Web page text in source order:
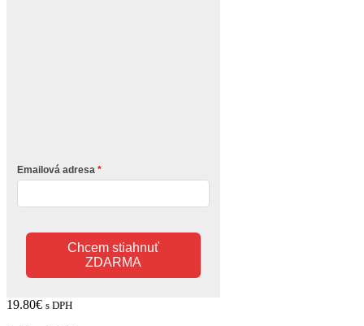
Emailová adresa
Chcem stiahnuť
ZDARMA
19.80€ s DPH